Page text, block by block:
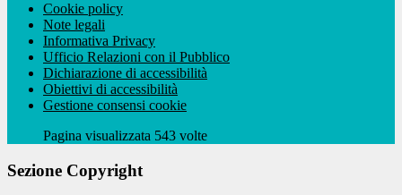
Cookie policy
Note legali
Informativa Privacy
Ufficio Relazioni con il Pubblico
Dichiarazione di accessibilità
Obiettivi di accessibilità
Gestione consensi cookie
Pagina visualizzata 543 volte
Sezione Copyright